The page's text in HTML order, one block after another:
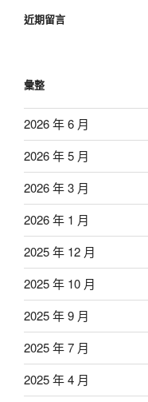
近期留言
彙整
2026 年 6 月
2026 年 5 月
2026 年 3 月
2026 年 1 月
2025 年 12 月
2025 年 10 月
2025 年 9 月
2025 年 7 月
2025 年 4 月